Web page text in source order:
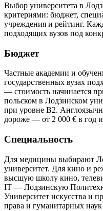
Выбор университета в
критериями: бюджет,
учреждения и рейтинг.
подходящих вузов под
Бюджет
Частные академии и
государственных вузах
— стоимость начинается
польском в Лодзинском
при уровне B2.
дороже — от 2 000 € в год
Специальность
Для медицины выбирают
университет. Для кино и
высшую школу кино,
IT — Лодзинскую
Университет искусства и
права и гуманитарных